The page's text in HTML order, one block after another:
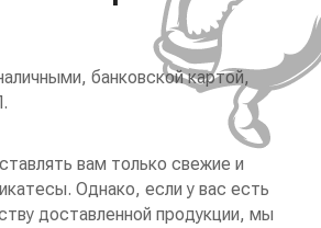
банковской картой,
вам только свежие и
Однако, если у вас есть
доставленной продукции, мы